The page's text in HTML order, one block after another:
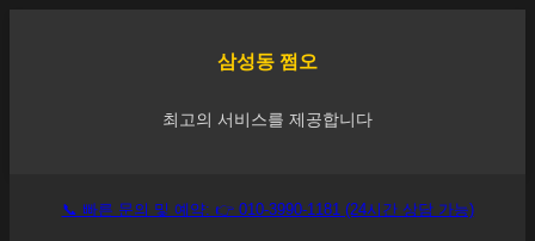
삼성동 쩜오
최고의 서비스를 제공합니다
📞 빠른 문의 및 예약: 👉 010-3990-1181 (24시간 상담 가능)